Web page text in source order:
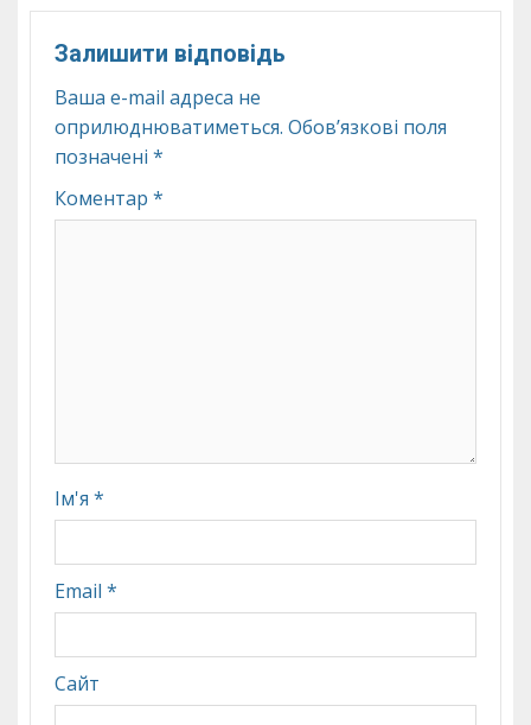
Залишити відповідь
Ваша e-mail адреса не
оприлюднюватиметься. Обов’язкові поля
позначені *
Коментар *
Ім'я *
Email *
Сайт